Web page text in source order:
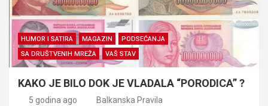
HUMOR I SATIRA MAGAZIN
PODSEĆANJA
SA DRUŠTVENIH MREŽA
VAŠ STAV
KAKO JE BILO DOK JE VLADALA “PORODICA” ?
5 godina ago Balkanska Pravila